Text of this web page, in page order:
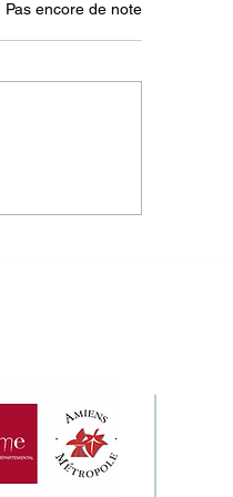
sur 5.
Pas encore de note